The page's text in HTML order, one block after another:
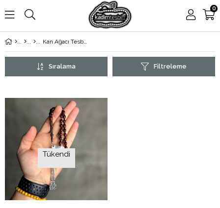
0
Kan Ağacı Tesbih
Filtreleme
Sıralama
Tükendi